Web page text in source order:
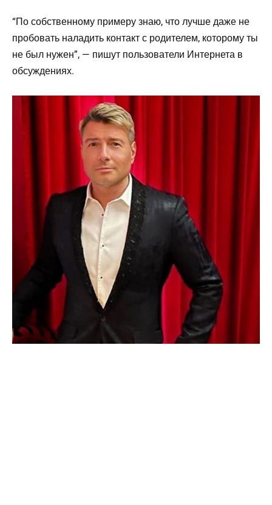
“По собственному примеру знаю, что лучше даже не
пробовать наладить контакт с родителем, которому ты
не был нужен”, — пишут пользователи Интернета в
обсуждениях.